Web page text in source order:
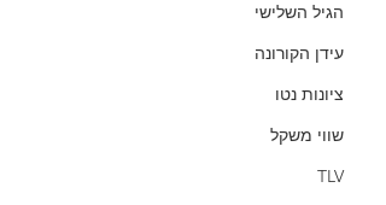
הגיל השלישי
עידן הקורונה
ציונות נטו
שווי משקל
TLV